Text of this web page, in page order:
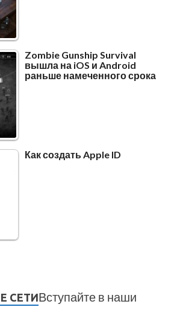
Zombie Gunship Survival
вышла на iOS и Android
раньше намеченного срока
Как создать Apple ID
СЕТИВступайте в наши